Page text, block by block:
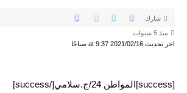
اخر تحديث 2021/02/16 at 9:37 صباحًا
منذ 5 سنوات
شارك
[success]المواطن 24/ج.سلامي[/success]